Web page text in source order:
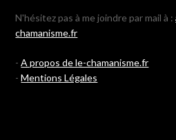
N'hésitez pas à me joindre par mail à :
chamanisme.fr
-A propos de le-chamanisme.fr
-Mentions Légales